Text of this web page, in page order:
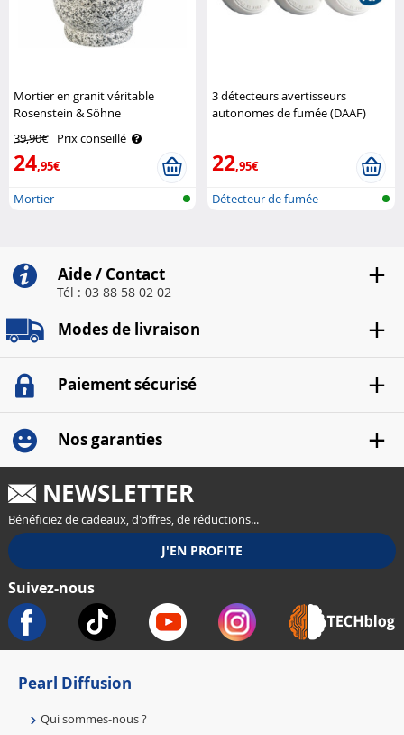
Mortier en granit véritable
Rosenstein & Söhne
39,90€ Prix conseillé
24,95€
Mortier
3 détecteurs avertisseurs
autonomes de fumée (DAAF)
22,95€
Détecteur de fumée
Aide / Contact
Tél : 03 88 58 02 02
Modes de livraison
Paiement sécurisé
Nos garanties
NEWSLETTER
Bénéficiez de cadeaux, d'offres, de réductions...
Suivez-nous
Pearl Diffusion
Qui sommes-nous ?